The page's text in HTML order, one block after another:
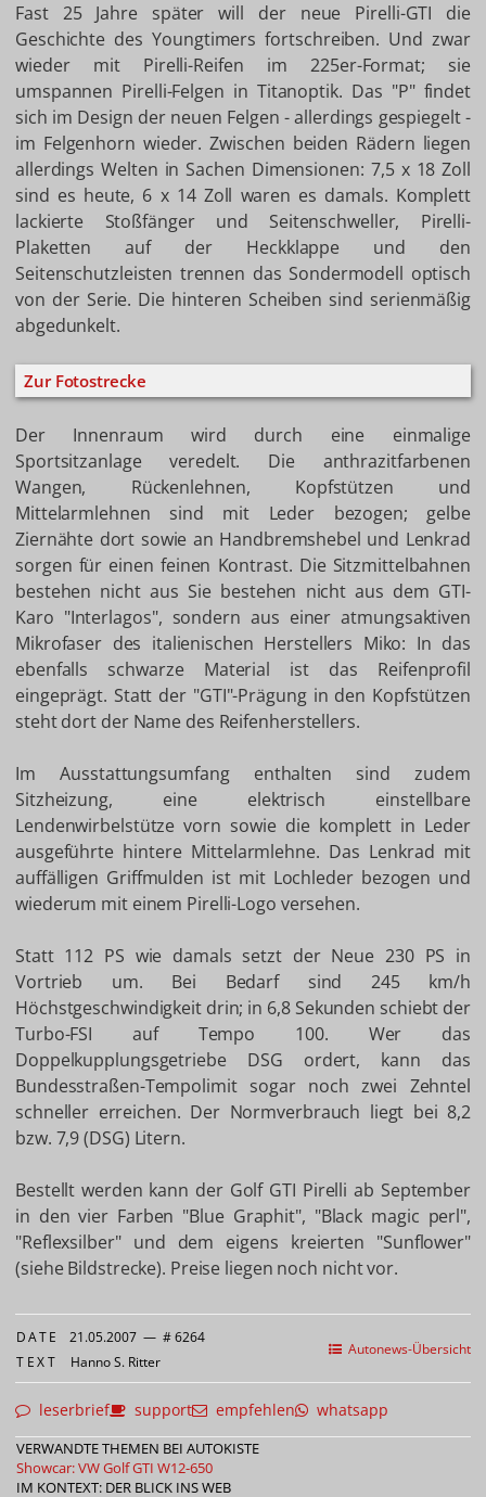
Fast 25 Jahre später will der neue Pirelli-GTI die
Geschichte des Youngtimers fortschreiben. Und zwar
wieder mit Pirelli-Reifen im 225er-Format; sie
umspannen Pirelli-Felgen in Titanoptik. Das "P" findet
sich im Design der neuen Felgen - allerdings gespiegelt -
im Felgenhorn wieder. Zwischen beiden Rädern liegen
allerdings Welten in Sachen Dimensionen: 7,5 x 18 Zoll
sind es heute, 6 x 14 Zoll waren es damals. Komplett
lackierte Stoßfänger und Seitenschweller, Pirelli-
Plaketten auf der Heckklappe und den
Seitenschutzleisten trennen das Sondermodell optisch
von der Serie. Die hinteren Scheiben sind serienmäßig
abgedunkelt.
Zur Fotostrecke
Der Innenraum wird durch eine einmalige
Sportsitzanlage veredelt. Die anthrazitfarbenen
Wangen, Rückenlehnen, Kopfstützen und
Mittelarmlehnen sind mit Leder bezogen; gelbe
Ziernähte dort sowie an Handbremshebel und Lenkrad
sorgen für einen feinen Kontrast. Die Sitzmittelbahnen
bestehen nicht aus Sie bestehen nicht aus dem GTI-
Karo "Interlagos", sondern aus einer atmungsaktiven
Mikrofaser des italienischen Herstellers Miko: In das
ebenfalls schwarze Material ist das Reifenprofil
eingeprägt. Statt der "GTI"-Prägung in den Kopfstützen
steht dort der Name des Reifenherstellers.
Im Ausstattungsumfang enthalten sind zudem
Sitzheizung, eine elektrisch einstellbare
Lendenwirbelstütze vorn sowie die komplett in Leder
ausgeführte hintere Mittelarmlehne. Das Lenkrad mit
auffälligen Griffmulden ist mit Lochleder bezogen und
wiederum mit einem Pirelli-Logo versehen.
Statt 112 PS wie damals setzt der Neue 230 PS in
Vortrieb um. Bei Bedarf sind 245 km/h
Höchstgeschwindigkeit drin; in 6,8 Sekunden schiebt der
Turbo-FSI auf Tempo 100. Wer das
Doppelkupplungsgetriebe DSG ordert, kann das
Bundesstraßen-Tempolimit sogar noch zwei Zehntel
schneller erreichen. Der Normverbrauch liegt bei 8,2
bzw. 7,9 (DSG) Litern.
Bestellt werden kann der Golf GTI Pirelli ab September
in den vier Farben "Blue Graphit", "Black magic perl",
"Reflexsilber" und dem eigens kreierten "Sunflower"
(siehe Bildstrecke). Preise liegen noch nicht vor.
Autonews-Übersicht
DATE 21.05.2007 — # 6264
TEXT Hanno S. Ritter
leserbrief support empfehlen whatsapp
VERWANDTE THEMEN BEI AUTOKISTE
Showcar: VW Golf GTI W12-650
IM KONTEXT: DER BLICK INS WEB